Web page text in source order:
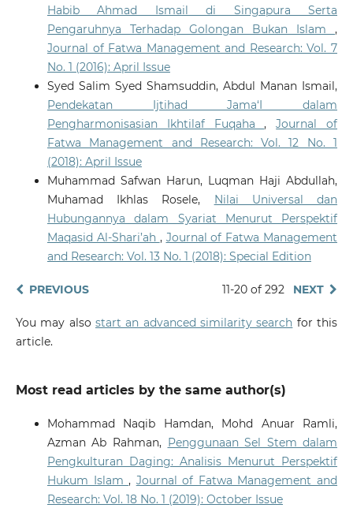
Habib Ahmad Ismail di Singapura Serta
Pengaruhnya Terhadap Golongan Bukan Islam,
Journal of Fatwa Management and Research: Vol. 7
No. 1 (2016): April Issue
Syed Salim Syed Shamsuddin, Abdul Manan Ismail,
Pendekatan Ijtihad Jama‘I dalam
Pengharmonisasian Ikhtilaf Fuqaha,Journal of
Fatwa Management and Research: Vol. 12 No. 1
(2018): April Issue
Muhammad Safwan Harun, Luqman Haji Abdullah,
Muhamad Ikhlas Rosele, Nilai Universal dan
Hubungannya dalam Syariat Menurut Perspektif
Maqasid Al-Shari’ah , Journal of Fatwa Management
and Research: Vol. 13 No. 1 (2018): Special Edition
PREVIOUS 11-20 of 292 NEXT
You may also start an advanced similarity search for this
article.
Most read articles by the same author(s)
Mohammad Naqib Hamdan, Mohd Anuar Ramli,
Azman Ab Rahman, Penggunaan Sel Stem dalam
Pengkulturan Daging: Analisis Menurut Perspektif
Hukum Islam, Journal of Fatwa Management and
Research: Vol. 18 No. 1 (2019): October Issue